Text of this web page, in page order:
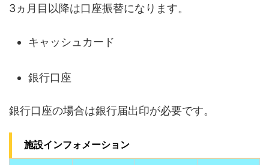
3ヵ月目以降は口座振替になります。
キャッシュカード
銀行口座
銀行口座の場合は銀行届出印が必要です。
施設インフォメーション